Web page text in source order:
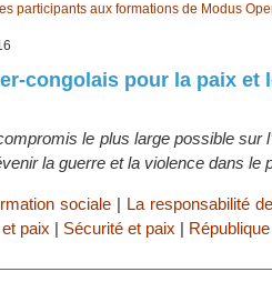
participants aux formations de Modus
congolais pour la paix et
le plus large possible sur
la guerre et la violence dans le
sociale | La responsabilité
paix | Sécurité et paix |